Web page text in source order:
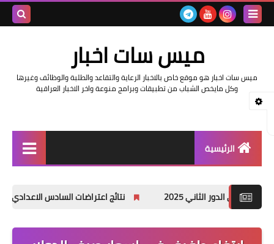
ميس سات اخبار
ميس سات اخبار هو موقع خاص بالاخبار الرعاية والتقاعد والطلبة والوظائف وغيرها
وكل مايخص الشباب من تطبيقات وبرامج منوعة واخر الاخبار العراقية
الرئيسية
اخبار وزارة التربية والتعليم
نتائج اعتراضات السادس الاعدادي 2025 الدور الأول جميع المحافظات